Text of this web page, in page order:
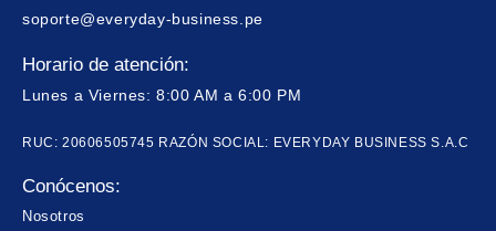
soporte@everyday-business.pe
Horario de atención:
Lunes a Viernes: 8:00 AM a 6:00 PM
RUC: 20606505745 RAZÓN SOCIAL: EVERYDAY BUSINESS S.A.C
Conócenos:
Nosotros